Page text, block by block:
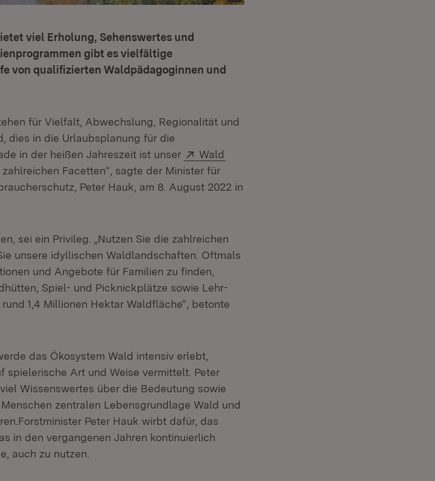
viel Erholung, Sehenswertes und
gibt es vielfältige
von qualifizierten Waldpädagoginnen und
für Vielfalt, Abwechslung, Regionalität und
dies in die Urlaubsplanung für die
in der heißen Jahreszeit ist unser
Extern:
Wald
Facetten“, sagte der Minister für
Peter Hauk, am 8. August 2022 in
sei ein Privileg. „Nutzen Sie die zahlreichen
unsere idyllischen Waldlandschaften. Oftmals
und Angebote für Familien zu finden,
Spiel- und Picknickplätze sowie Lehr-
1,4 Millionen Hektar Waldfläche“, betonte
das Ökosystem Wald intensiv erlebt,
spielerische Art und Weise vermittelt. Peter
Wissenswertes über die Bedeutung sowie
zentralen Lebensgrundlage Wald und
Peter Hauk wirbt dafür, das
in den vergangenen Jahren kontinuierlich
auch zu nutzen.